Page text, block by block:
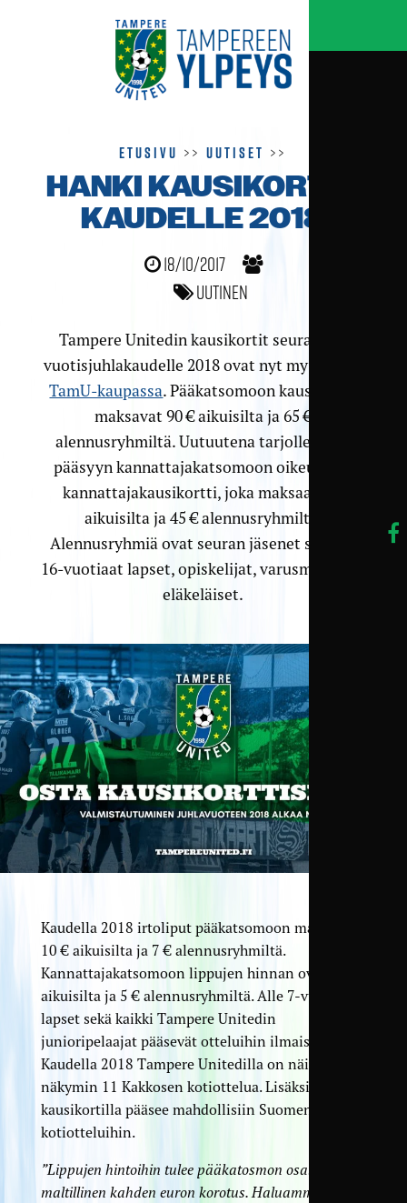
Etusivu >>Uutiset >>
HANKI KAUSIKORTTI
KAUDELLE 2018
18/10/2017
Uutinen
Tampere Unitedin kausikortit seuran 20-
vuotisjuhlakaudelle 2018 ovat nyt myynnissä
TamU-kaupassa. Pääkatsomoon kausikortit
maksavat 90 € aikuisilta ja 65 €
alennusryhmiltä. Uutuutena tarjolle tulee
pääsyyn kannattajakatsomoon oikeuttava
kannattajakausikortti, joka maksaa 65 €
aikuisilta ja 45 € alennusryhmiltä.
Alennusryhmiä ovat seuran jäsenet sekä 7–
16-vuotiaat lapset, opiskelijat, varusmiehet ja
eläkeläiset.
Kaudella 2018 irtoliput pääkatsomoon maksavat
10 € aikuisilta ja 7 € alennusryhmiltä.
Kannattajakatsomoon lippujen hinnan ovat 7 €
aikuisilta ja 5 € alennusryhmiltä. Alle 7-vuotiaat
lapset sekä kaikki Tampere Unitedin
junioripelaajat pääsevät otteluihin ilmaiseksi.
Kaudella 2018 Tampere Unitedilla on näillä
näkymin 11 Kakkosen kotiottelua. Lisäksi
kausikortilla pääsee mahdollisiin Suomen Cupin
kotiotteluihin.
”Lippujen hintoihin tulee pääkatosmon osalta
maltillinen kahden euron korotus. Haluamme